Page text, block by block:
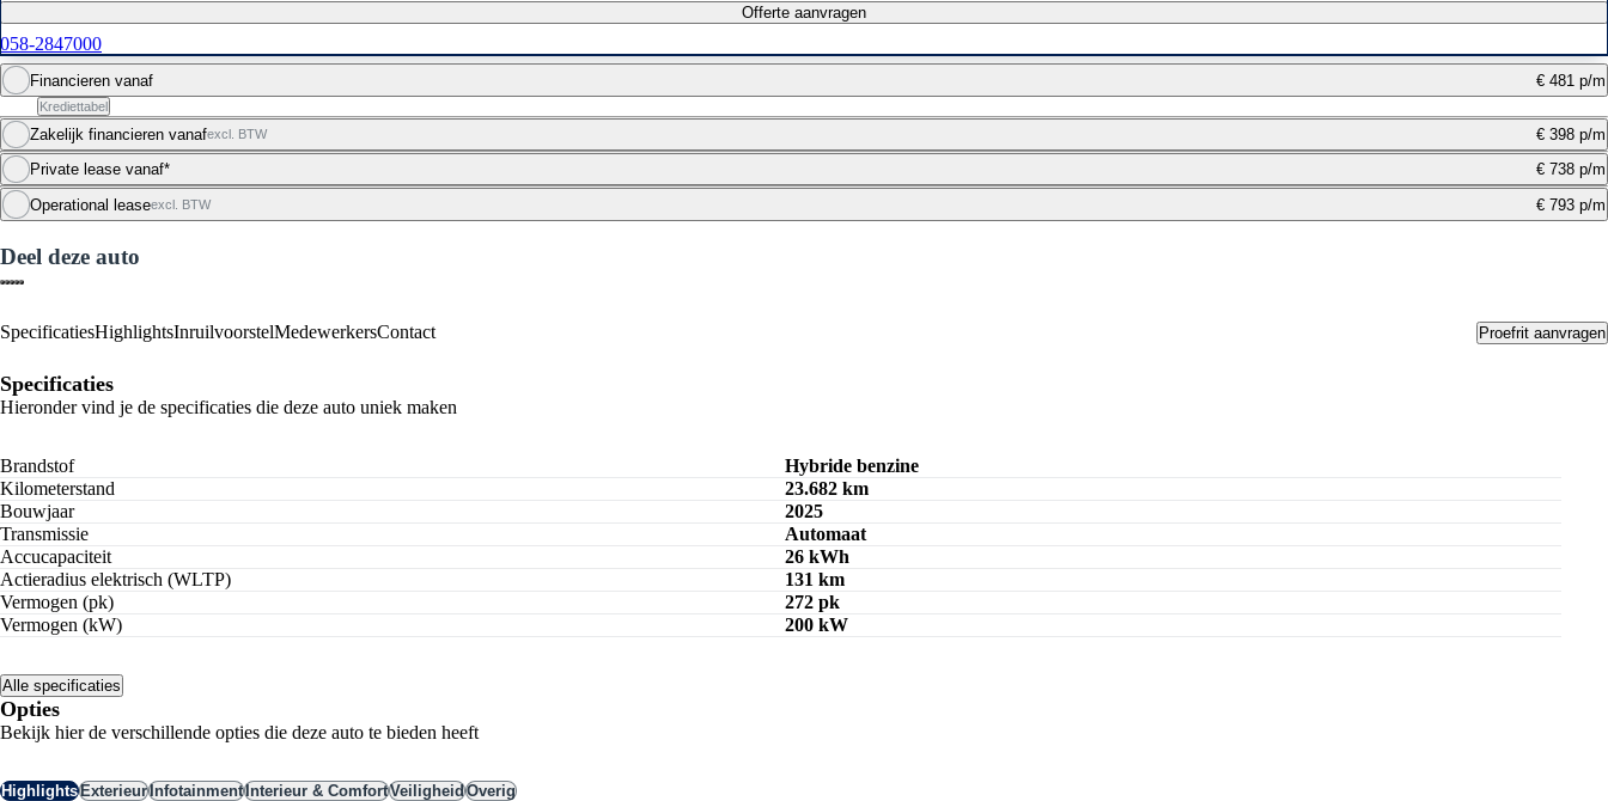
Offerte aanvragen
058-2847000
Financieren vanaf € 481 p/m
Krediettabel
Maandbedrag berekenen
Zakelijk financieren vanafexcl. BTW € 398 p/m
Maandbedrag berekenen
Private lease vanaf* € 738 p/m
Private lease berekenen
Operational leaseexcl. BTW € 793 p/m
Deel deze auto
SpecificatiesHighlightsInruilvoorstelMedewerkersContact Proefrit aanvragen
Specificaties
Hieronder vind je de specificaties die deze auto uniek maken
Brandstof
Hybride benzine
Kilometerstand
23.682 km
Bouwjaar
2025
Transmissie
Automaat
Accucapaciteit
26 kWh
Actieradius elektrisch (WLTP)
131 km
Vermogen (pk)
272 pk
Vermogen (kW)
200 kW
Alle specificaties
Opties
Bekijk hier de verschillende opties die deze auto te bieden heeft
HighlightsExterieurInfotainmentInterieur & ComfortVeiligheidOverig